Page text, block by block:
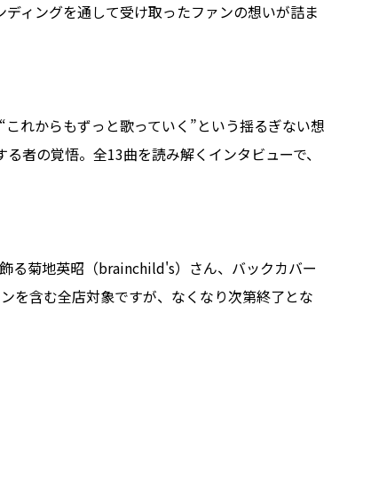
ィングを通して受け取ったファンの想いが詰ま
れからもずっと歌っていく”という揺るぎない想
者の覚悟。全13曲を読み解くインタビューで、
る菊地英昭（brainchild's）さん、バックカバー
を含む全店対象ですが、なくなり次第終了とな